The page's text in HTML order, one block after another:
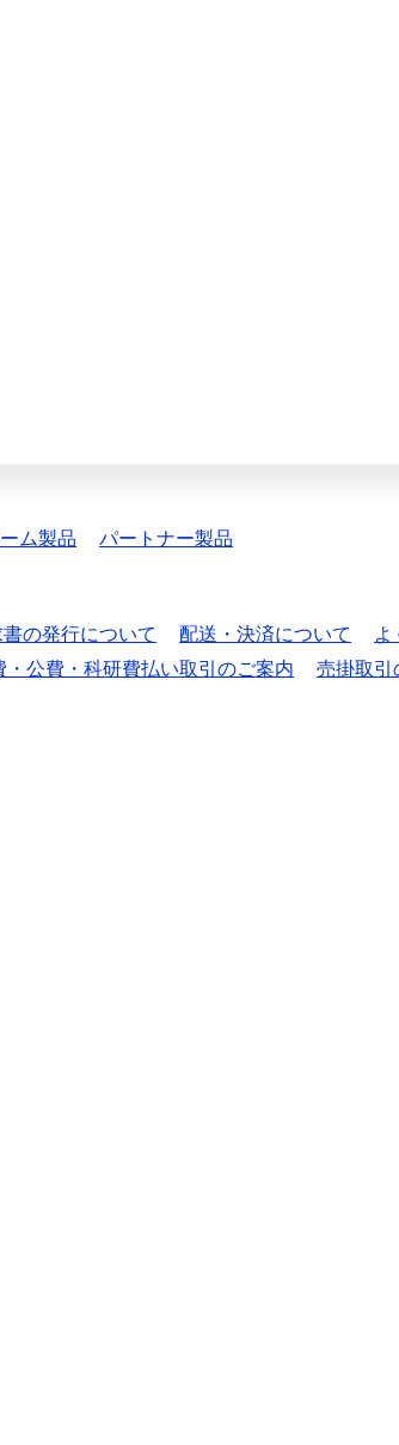
ム製品 パートナー製品
の発行について 配送・決済について
よ
・公費・科研費払い取引のご案内 売掛取引